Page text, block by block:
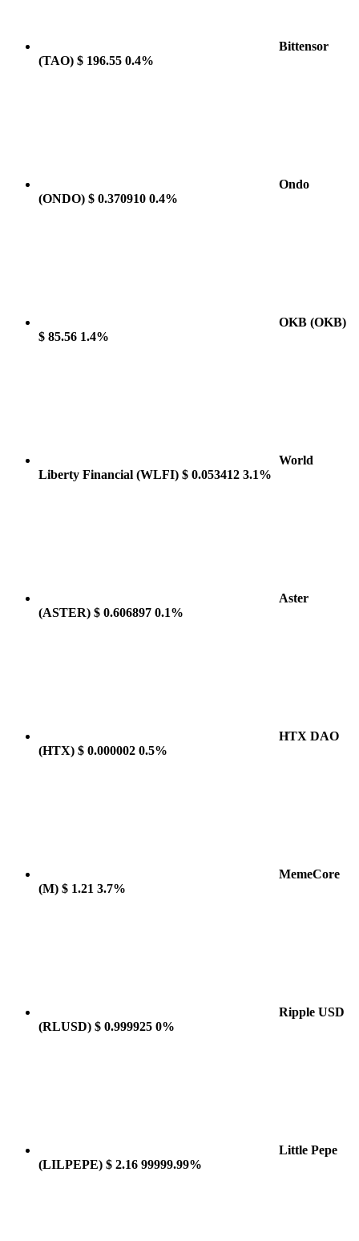
Bittensor
(TAO) $ 196.55 0.4%
Ondo
(ONDO) $ 0.370910 0.4%
OKB (OKB)
$ 85.56 1.4%
World
Liberty Financial (WLFI) $ 0.053412 3.1%
Aster
(ASTER) $ 0.606897 0.1%
HTX DAO
(HTX) $ 0.000002 0.5%
MemeCore
(M) $ 1.21 3.7%
Ripple USD
(RLUSD) $ 0.999925 0%
Little Pepe
(LILPEPE) $ 2.16 99999.99%